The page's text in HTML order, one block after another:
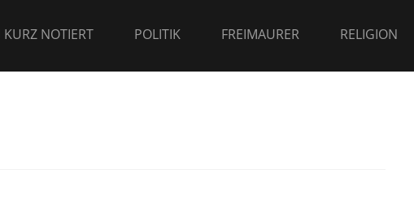
KURZ NOTIERT POLITIK FREIMAURER RELIGION